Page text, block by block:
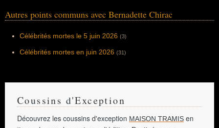
Autres points communs avec Bernadette Chirac
Célébrités mortes le 5 juin 2026 (3)
Célébrités mortes en juin 2026 (31)
Coussins d'Exception
Découvrez les coussins d'exception MAISON TRAMIS en